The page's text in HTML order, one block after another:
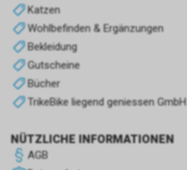
Katzen
Wohlbefinden & Ergänzungen
Bekleidung
Gutscheine
Bücher
TrikeBike liegend geniessen GmbH
NÜTZLICHE INFORMATIONEN
AGB